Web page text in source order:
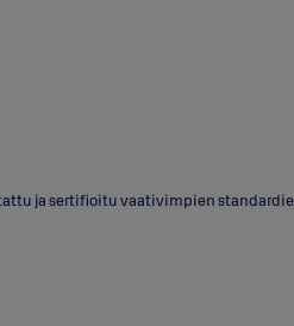
ja sertifioitu vaativimpien